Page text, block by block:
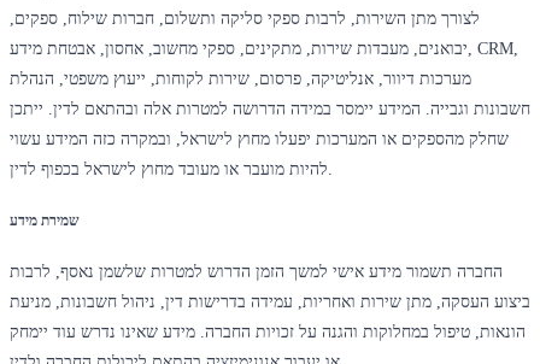
לצורך מתן השירות, לרבות ספקי סליקה ותשלום, חברות שילוח, ספקים,
יבואנים, מעבדות שירות, מתקינים, ספקי מחשוב, אחסון, אבטחת מידע, CRM,
מערכות דיוור, אנליטיקה, פרסום, שירות לקוחות, ייעוץ משפטי, הנהלת
חשבונות וגבייה. המידע יימסר במידה הדרושה למטרות אלה ובהתאם לדין. ייתכן
שחלק מהספקים או המערכות יפעלו מחוץ לישראל, ובמקרה כזה המידע עשוי
להיות מועבר או מעובד מחוץ לישראל בכפוף לדין.
שמירת מידע
החברה תשמור מידע אישי למשך הזמן הדרוש למטרות שלשמן נאסף, לרבות
ביצוע העסקה, מתן שירות ואחריות, עמידה בדרישות דין, ניהול חשבונות, מניעת
הונאות, טיפול במחלוקות והגנה על זכויות החברה. מידע שאינו נדרש עוד יימחק